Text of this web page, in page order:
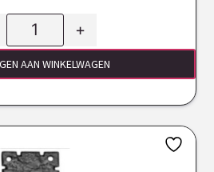
+
AAN WINKELWAGEN